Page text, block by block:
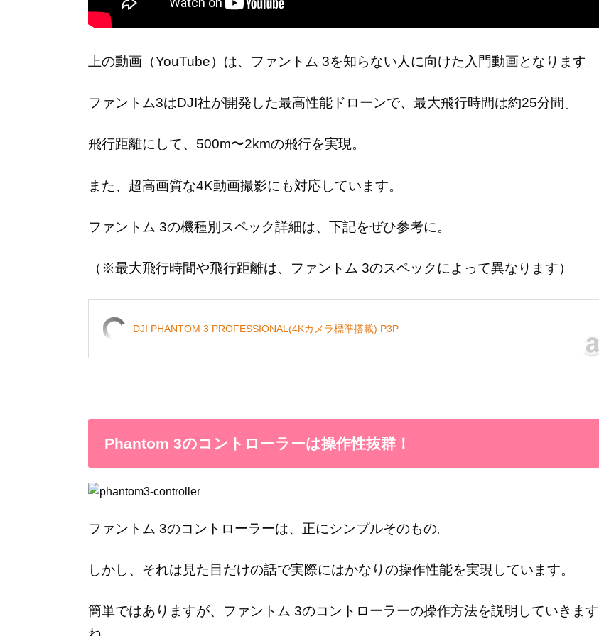
上の動画（YouTube）は、ファントム 3を知らない人に向けた入門動画となります。
ファントム3はDJI社が開発した最高性能ドローンで、最大飛行時間は約25分間。
飛行距離にして、500m〜2kmの飛行を実現。
また、超高画質な4K動画撮影にも対応しています。
ファントム 3の機種別スペック詳細は、下記をぜひ参考に。
（※最大飛行時間や飛行距離は、ファントム 3のスペックによって異なります）
DJI PHANTOM 3 PROFESSIONAL(4Kカメラ標準搭載) P3P
Phantom 3のコントローラーは操作性抜群！
ファントム 3のコントローラーは、正にシンプルそのもの。
しかし、それは見た目だけの話で実際にはかなりの操作性能を実現しています。
簡単ではありますが、ファントム 3のコントローラーの操作方法を説明していきます